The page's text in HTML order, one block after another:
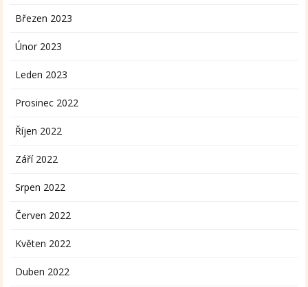
Březen 2023
Únor 2023
Leden 2023
Prosinec 2022
Říjen 2022
Září 2022
Srpen 2022
Červen 2022
Květen 2022
Duben 2022